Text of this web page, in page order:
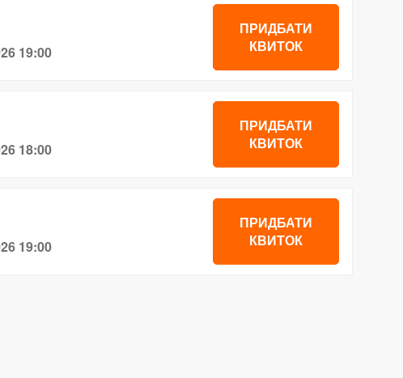
19:00
ПРИДБАТИ
КВИТОК
18:00
ПРИДБАТИ
КВИТОК
19:00
ПРИДБАТИ
КВИТОК